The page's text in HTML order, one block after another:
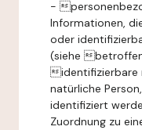
-
Informationen,
oder
(siehe
identifizierbare
natürliche
identifiziert
Zuordnung zu